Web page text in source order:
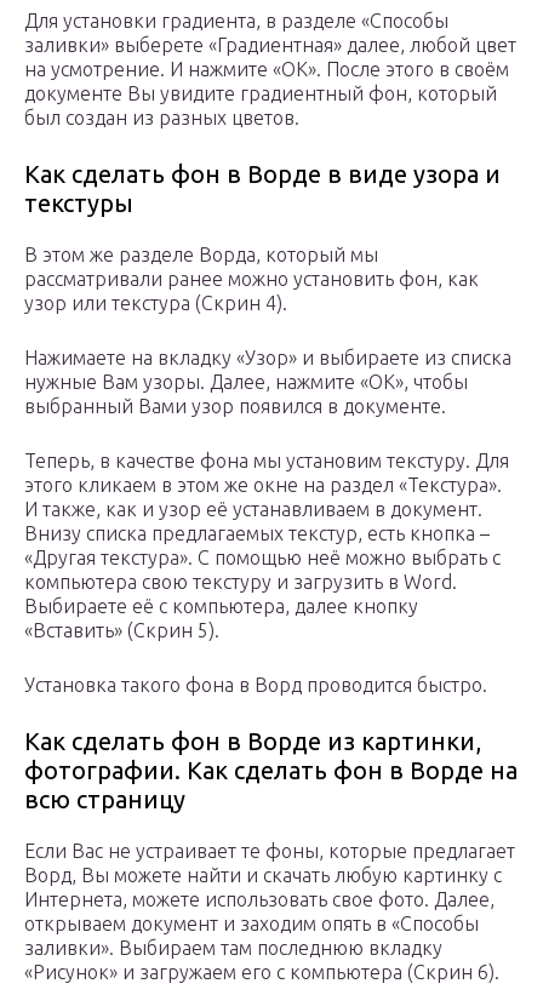
Для установки градиента, в разделе «Способы
заливки» выберете «Градиентная» далее, любой цвет
на усмотрение. И нажмите «ОК». После этого в своём
документе Вы увидите градиентный фон, который
был создан из разных цветов.
Как сделать фон в Ворде в виде узора и
текстуры
В этом же разделе Ворда, который мы
рассматривали ранее можно установить фон, как
узор или текстура (Скрин 4).
Нажимаете на вкладку «Узор» и выбираете из списка
нужные Вам узоры. Далее, нажмите «ОК», чтобы
выбранный Вами узор появился в документе.
Теперь, в качестве фона мы установим текстуру. Для
этого кликаем в этом же окне на раздел «Текстура».
И также, как и узор её устанавливаем в документ.
Внизу списка предлагаемых текстур, есть кнопка –
«Другая текстура». С помощью неё можно выбрать с
компьютера свою текстуру и загрузить в Word.
Выбираете её с компьютера, далее кнопку
«Вставить» (Скрин 5).
Установка такого фона в Ворд проводится быстро.
Как сделать фон в Ворде из картинки,
фотографии. Как сделать фон в Ворде на
всю страницу
Если Вас не устраивает те фоны, которые предлагает
Ворд, Вы можете найти и скачать любую картинку с
Интернета, можете использовать свое фото. Далее,
открываем документ и заходим опять в «Способы
заливки». Выбираем там последнюю вкладку
«Рисунок» и загружаем его с компьютера (Скрин 6).